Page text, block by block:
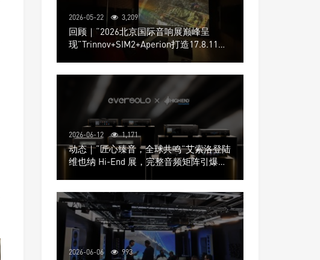
2026-05-22 3,209
回顾｜“2026北京国际音响展巅峰呈
现”Trinnov+SIM2+Aperion打造17.8.11声
2026-06-12 1,171
动态｜“匠心臻音，全球共鸣”艾索洛登陆
维也纳 Hi-End 展，完整音频矩阵引爆关
2026-06-06 993